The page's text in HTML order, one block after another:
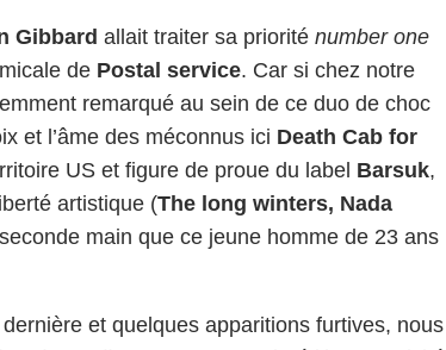
Gibbard allait traiter sa priorité number one
de Postal service. Car si chez notre
remarqué au sein de ce duo de choc
et l’âme des méconnus ici Death Cab for
US et figure de proue du label Barsuk,
artistique (The long winters, Nada
main que ce jeune homme de 23 ans
et quelques apparitions furtives, nous